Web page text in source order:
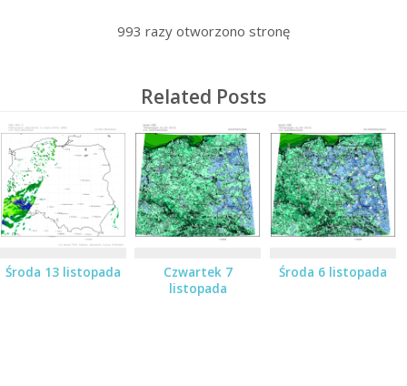
993 razy otworzono stronę
Related Posts
Środa 13 listopada
Czwartek 7
listopada
Środa 6 listopada